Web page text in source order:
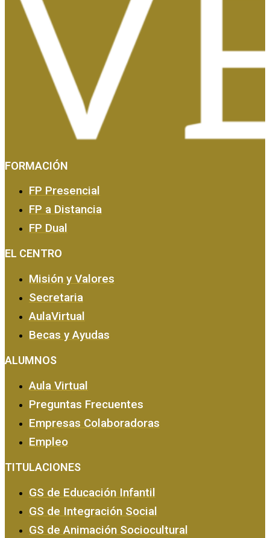
Tasas, Solicitud de Títulos y Certificados
FORMACIÓN
FP Presencial
FP a Distancia
FP Dual
EL CENTRO
Misión y Valores
Secretaria
AulaVirtual
Becas y Ayudas
ALUMNOS
Aula Virtual
Preguntas Frecuentes
Empresas Colaboradoras
Empleo
TITULACIONES
GS de Educación Infantil
GS de Integración Social
GS de Animación Sociocultural